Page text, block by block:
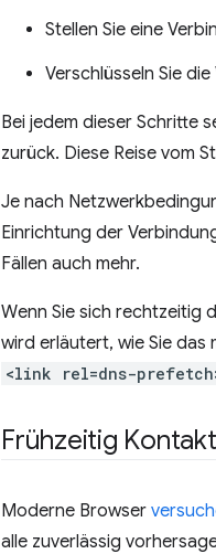
Stellen Sie eine
Verschlüsseln Sie
Bei jedem dieser Schritte
zurück. Diese Reise vom
Je nach
Einrichtung der
Fällen auch mehr.
Wenn Sie sich rechtzeitig
wird erläutert, wie Sie das
<link rel=dns-
Frühzeitig
Moderne Browser
alle zuverlässig